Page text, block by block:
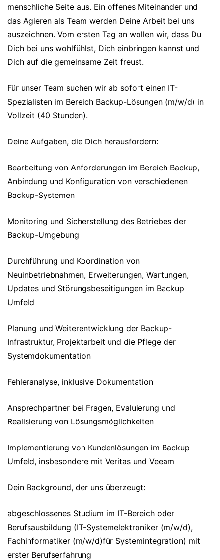
menschliche Seite aus. Ein offenes Miteinander und
das Agieren als Team werden Deine Arbeit bei uns
auszeichnen. Vom ersten Tag an wollen wir, dass Du
Dich bei uns wohlfühlst, Dich einbringen kannst und
Dich auf die gemeinsame Zeit freust.
Für unser Team suchen wir ab sofort einen IT-
Spezialisten im Bereich Backup-Lösungen (m/w/d) in
Vollzeit (40 Stunden).
Deine Aufgaben, die Dich herausfordern:
Bearbeitung von Anforderungen im Bereich Backup,
Anbindung und Konfiguration von verschiedenen
Backup-Systemen
Monitoring und Sicherstellung des Betriebes der
Backup-Umgebung
Durchführung und Koordination von
Neuinbetriebnahmen, Erweiterungen, Wartungen,
Updates und Störungsbeseitigungen im Backup
Umfeld
Planung und Weiterentwicklung der Backup-
Infrastruktur, Projektarbeit und die Pflege der
Systemdokumentation
Fehleranalyse, inklusive Dokumentation
Ansprechpartner bei Fragen, Evaluierung und
Realisierung von Lösungsmöglichkeiten
Implementierung von Kundenlösungen im Backup
Umfeld, insbesondere mit Veritas und Veeam
Dein Background, der uns überzeugt:
abgeschlossenes Studium im IT-Bereich oder
Berufsausbildung (IT-Systemelektroniker (m/w/d),
Fachinformatiker (m/w/d)für Systemintegration) mit
erster Berufserfahrung